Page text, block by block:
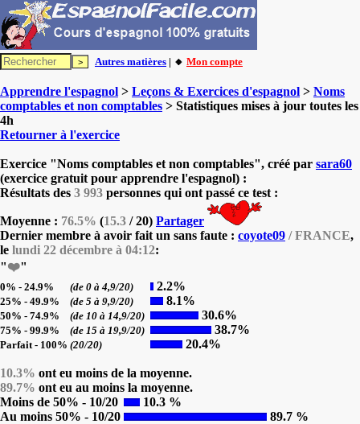
Autres matières | 🔸 Mon compte
Apprendre l'espagnol > Leçons & Exercices d'espagnol > Noms
comptables et non comptables > Statistiques mises à jour toutes les
4h
Retourner à l'exercice
Exercice "Noms comptables et non comptables", créé par sara60
(exercice gratuit pour apprendre l'espagnol) :
Résultats des 3 993 personnes qui ont passé ce test :
Moyenne : 76.5% (15.3 / 20) Partager
Dernier membre à avoir fait un sans faute : coyote09 / FRANCE,
le lundi 22 décembre à 04:12:
"❤️"
0% - 24.9% (de 0 à 4,9/20) 2.2%
25% - 49.9% (de 5 à 9,9/20) 8.1%
50% - 74.9% (de 10 à 14,9/20) 30.6%
75% - 99.9% (de 15 à 19,9/20) 38.7%
Parfait - 100% (20/20) 20.4%
10.3% ont eu moins de la moyenne.
89.7% ont eu au moins la moyenne.
Moins de 50% - 10/20
10.3 %
Au moins 50% - 10/20
89.7 %